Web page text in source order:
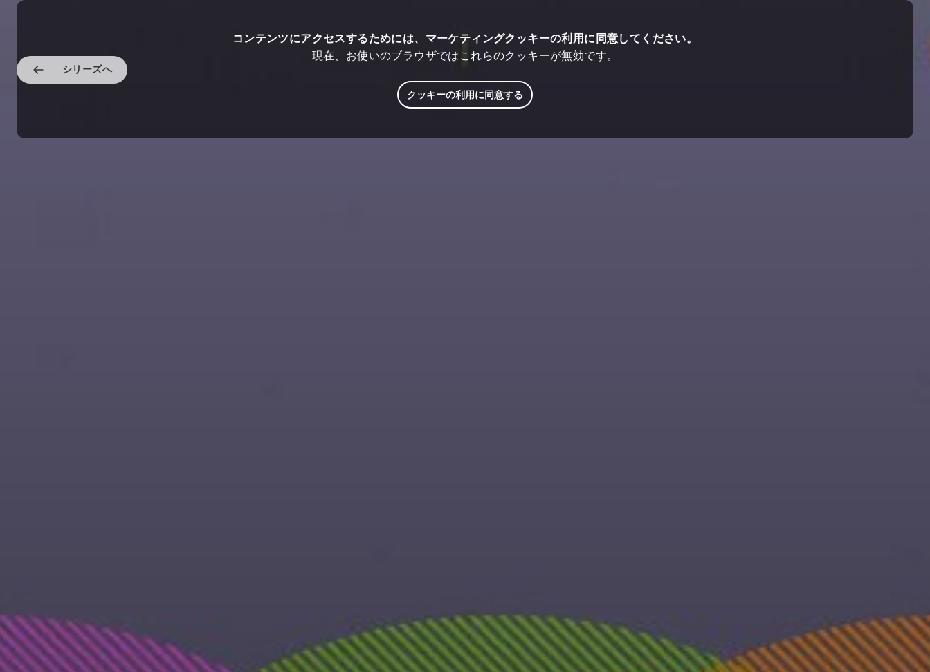
シリーズへ
コンテンツにアクセスするためには、マーケティングクッキーの利用に同意してください。
現在、お使いのブラウザではこれらのクッキーが無効です。
クッキーの利用に同意する